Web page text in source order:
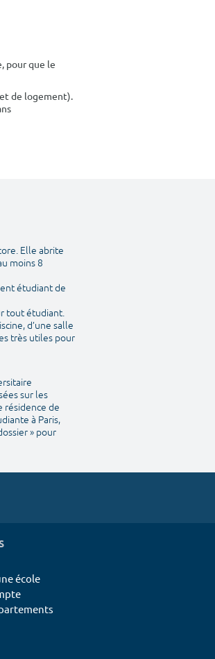
pour que le
de logement).
Elle abrite
moins 8
étudiant de
tout étudiant.
d’une salle
très utiles pour
sur les
résidence de
à Paris,
» pour
école